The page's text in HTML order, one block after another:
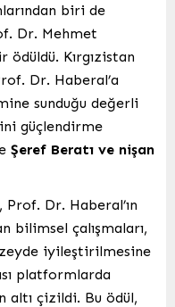
biri de
Dr. Mehmet
Kırgızistan
Dr. Haberal’a
sunduğu değerli
güçlendirme
Şeref Beratı ve nişan
Dr. Haberal’ın
bilimsel çalışmaları,
iyileştirilmesine
platformlarda
altı çizildi. Bu ödül,